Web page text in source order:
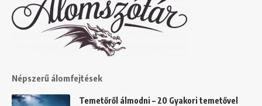
Népszerű álomfejtések
Temetőről álmodni – 20 Gyakori temetővel